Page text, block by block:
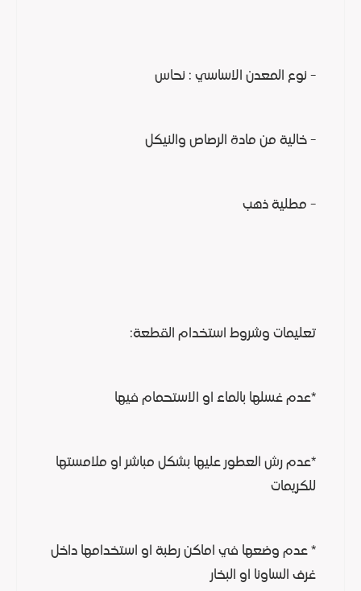
- نوع المعدن الاساسي : نحاس
- خالية من مادة الرصاص والنيكل
- مطلية ذهب
تعليمات وشروط استخدام القطعة:
*عدم غسلها بالماء او الاستحمام فيها
*عدم رش العطور عليها بشكل مباشر او ملامستها
للكريمات
* عدم وضعها في اماكن رطبة او استخدامها داخل
غرف الساونا او البخار